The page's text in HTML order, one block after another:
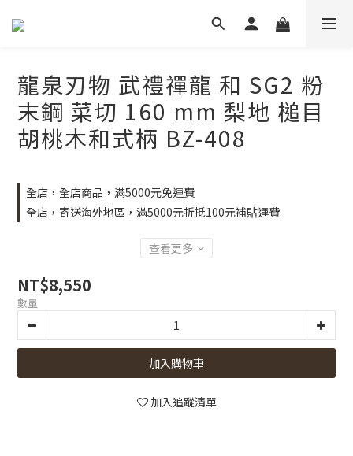
龍泉刃物 武禮禪龍 和 SG2 粉
末鋼 菜切 160 mm 梨地 槌目
胡桃木和式柄 BZ-408
全店，全店商品，滿5000元免運費
全店，寄送海外地區，滿5000元折抵100元補貼運費
查看更多
NT$8,550
數量
加入購物車
加入追蹤清單